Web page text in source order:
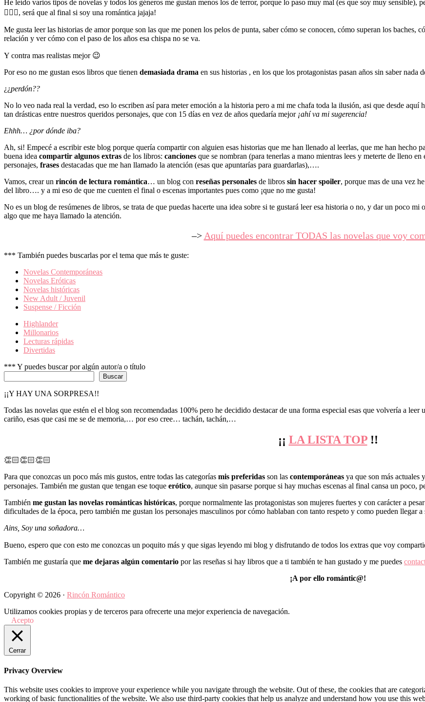
He leído varios tipos de novelas y todos los géneros me gustan menos los de terror, porque lo paso muy mal (es que soy muy sensible),
🤷🏼‍♀️, será que al final si soy una romántica jajaja!
Me gusta leer las historias de amor porque son las que me ponen los pelos de punta, saber cómo se conocen, cómo superan los
relación y ver cómo con el paso de los años esa chispa no se va.
Y contra mas realistas mejor 😉
Por eso no me gustan esos libros que tienen demasiada drama en sus historias , en los que los protagonistas pasan años sin saber
¿¿perdón??
No lo veo nada real la verdad, eso lo escriben así para meter emoción a la historia pero a mi me chafa toda la ilusión, asi que desde aquí
tan drásticas entre nuestros queridos personajes, que con 15 días en vez de años quedaría mejor ¡ahí va mi sugerencia!
Ehhh… ¿por dónde iba?
Ah, si! Empecé a escribir este blog porque quería compartir con alguien esas historias que me han llenado al leerlas, que me han hecho
buena idea compartir algunos extras de los libros: canciones que se nombran (para tenerlas a mano mientras lees y meterte de lleno
personajes, frases destacadas que me han llamado la atención (esas que apuntarías para guardarlas),….
Vamos, crear un rincón de lectura romántica… un blog con reseñas personales de libros sin hacer spoiler, porque mas de una vez
del libro…. y a mi eso de que me cuenten el final o escenas importantes pues como ¡que no me gusta!
No es un blog de resúmenes de libros, se trata de que puedas hacerte una idea sobre si te gustará leer esa historia o no, y dar un poco
algo que me haya llamado la atención.
–> Aquí puedes encontrar TODAS las novelas que voy
*** También puedes buscarlas por el tema que más te guste:
Novelas Contemporáneas
Novelas Eróticas
Novelas históricas
New Adult / Juvenil
Suspense / Ficción
Highlander
Millonarios
Lecturas rápidas
Divertidas
*** Y puedes buscar por algún autor/a o título
Buscar
¡¡Y HAY UNA SORPRESA!!
Todas las novelas que estén el el blog son recomendadas 100% pero he decidido destacar de una forma especial esas que volvería a
cariño, esas que casi me se de memoria,… por eso cree… tachán, tachán,…
¡¡ LA LISTA TOP!!
👏🏻👏🏻👏🏻
Para que conozcas un poco más mis gustos, entre todas las categorías mis preferidas son las contemporáneas ya que son más actuales
personajes. También me gustan que tengan ese toque erótico, aunque sin pasarse porque si hay muchas escenas al final cansa un
También me gustan las novelas románticas históricas, porque normalmente las protagonistas son mujeres fuertes y con carácter a
dificultades de la época, pero también me gustan los personajes masculinos por cómo hablaban con tanto respeto y como pueden llegar a
Ains, Soy una soñadora…
Bueno, espero que con esto me conozcas un poquito más y que sigas leyendo mi blog y disfrutando de todos los extras que voy
También me gustaría que me dejaras algún comentario por las reseñas si hay libros que a ti también te han gustado y me puedes
¡A por ello romántic@!
Copyright © 2026 · Rincón Romántico
Utilizamos cookies propias y de terceros para ofrecerte una mejor experiencia de navegación.
Acepto
Cerrar
Privacy Overview
This website uses cookies to improve your experience while you navigate through the website. Out of these, the cookies that are
working of basic functionalities of the website. We also use third-party cookies that help us analyze and understand how you use this